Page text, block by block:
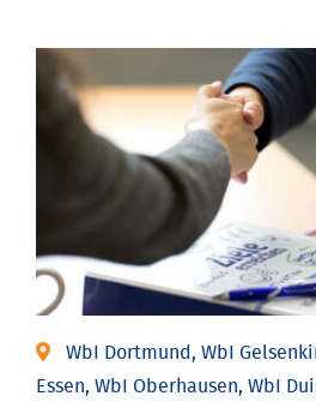
WbI Dortmund, WbI
Essen, WbI Oberhausen, WbI